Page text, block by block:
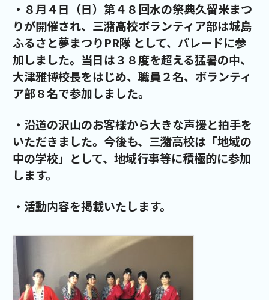
・８月４日（日）第４８回水の祭典久留米まつ
りが開催され、三潴高校ボランティア部は城島
ふるさと夢まつりPR隊 として、パレードに参
加しました。当日は３８度を超える猛暑の中、
大津雅博校長をはじめ、職員２名、ボランティ
ア部８名で参加しました。
・沿道の沢山のお客様から大きな声援と拍手を
いただきました。今後も、三潴高校は「地域の
中の学校」として、地域行事等に積極的に参加
します。
・活動内容を掲載いたします。